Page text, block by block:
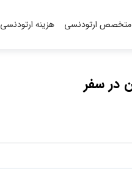
متخصص ارتودنسی هزینه ارتودنسی